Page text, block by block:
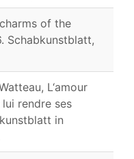
of the
Schabkunstblatt,
L‘amour
rendre ses
in